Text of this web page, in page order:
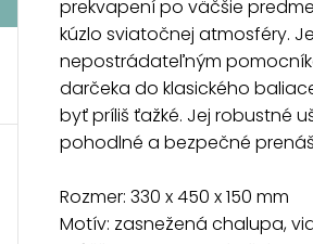
prekvapení po väčšie
kúzlo sviatočnej atmosféry.
nepostrádateľným
darčeka do klasického
byť príliš ťažké. Jej robustné
pohodlné a bezpečné
Rozmer: 330 x 450 x 150 mm
Motív: zasnežená chalupa,